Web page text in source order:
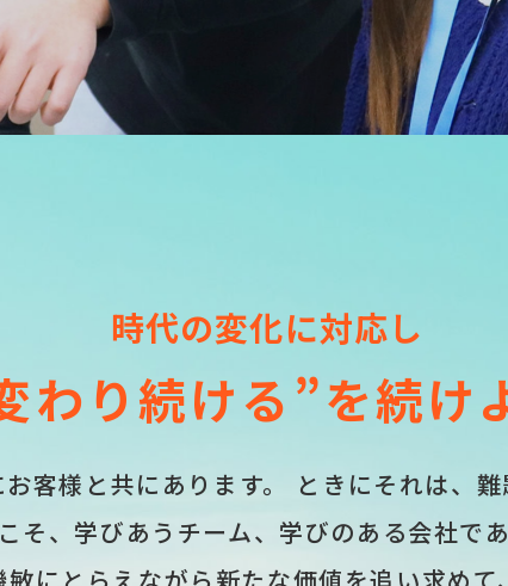
時代の変化に対応し
わり続ける”を続け
客様と共にあります。 ときにそれは、難
そ、学びあうチーム、 学びのある会社であ